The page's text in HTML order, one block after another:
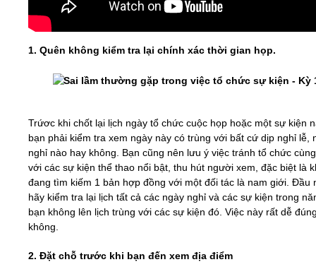
1. Quên không kiểm tra lại chính xác thời gian họp.
Trứơc khi chốt lại lịch ngày tổ chức cuộc họp hoặc một sự kiện
bạn phải kiểm tra xem ngày này có trùng với bất cứ dịp nghỉ lễ,
nghỉ nào hay không. Bạn cũng nên lưu ý việc tránh tổ chức
với các sự kiện thể thao nổi bật, thu hút người xem, đặc biệt là
đang tìm kiếm 1 bản hợp đồng với một đối tác là nam giới. Đầu
hãy kiểm tra lại lịch tất cả các ngày nghỉ và các sự kiện trong
bạn không lên lịch trùng với các sự kiện đó. Việc này rất dễ
không.
2. Đặt chỗ trước khi bạn đến xem địa điểm